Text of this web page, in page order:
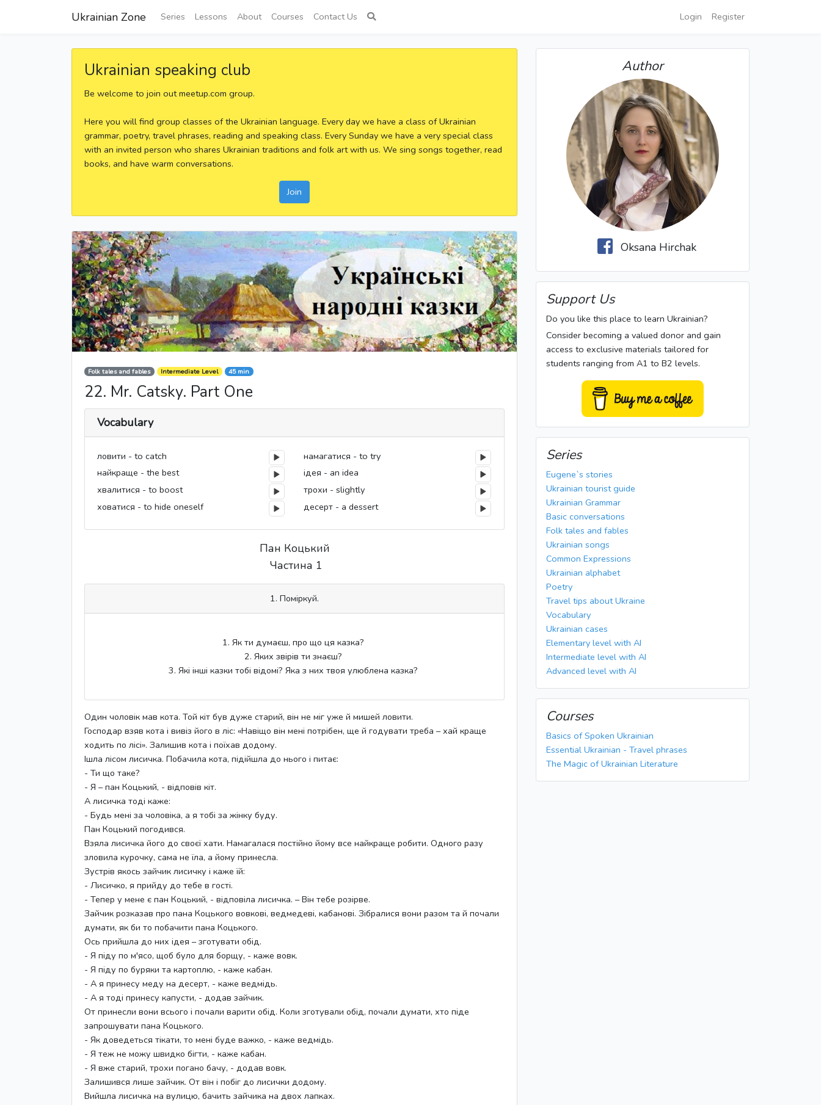
Ukrainian Zone Series Lessons About Courses Contact Us Login Register
Ukrainian speaking club
Be welcome to join out meetup.com group.
Here you will find group classes of the Ukrainian language. Every day we have a class of Ukrainian
grammar, poetry, travel phrases, reading and speaking class. Every Sunday we have a very special class
with an invited person who shares Ukrainian traditions and folk art with us. We sing songs together, read
books, and have warm conversations.
Join
Folk tales and fables Intermediate Level 45 min
22. Mr. Catsky. Part One
Vocabulary
ловити - to catch
намагатися - to try
найкраще - the best
ідея - an idea
хвалитися - to boost
трохи - slightly
ховатися - to hide oneself
десерт - a dessert
Пан Коцький
Частина 1
1. Поміркуй.
1. Як ти думаєш, про що ця казка?
2. Яких звірів ти знаєш?
3. Які інші казки тобі відомі? Яка з них твоя улюблена казка?
Один чоловік мав кота. Той кіт був дуже старий, він не міг уже й мишей ловити.
Господар взяв кота і вивіз його в ліс: «Навіщо він мені потрібен, ще й годувати треба – хай краще
ходить по лісі». Залишив кота і поїхав додому.
Ішла лісом лисичка. Побачила кота, підійшла до нього і питає:
- Ти що таке?
- Я – пан Коцький, - відповів кіт.
А лисичка тоді каже:
- Будь мені за чоловіка, а я тобі за жінку буду.
Пан Коцький погодився.
Взяла лисичка його до своєї хати. Намагалася постійно йому все найкраще робити. Одного разу
зловила курочку, сама не їла, а йому принесла.
Зустрів якось зайчик лисичку і каже їй:
- Лисичко, я прийду до тебе в гості.
- Тепер у мене є пан Коцький, - відповіла лисичка. – Він тебе розірве.
Зайчик розказав про пана Коцького вовкові, ведмедеві, кабанові. Зібралися вони разом та й почали
думати, як би то побачити пана Коцького.
Ось прийшла до них ідея – зготувати обід.
- Я піду по м'ясо, щоб було для борщу, - каже вовк.
- Я піду по буряки та картоплю, - каже кабан.
- А я принесу меду на десерт, - каже ведмідь.
- А я тоді принесу капусти, - додав зайчик.
От принесли вони всього і почали варити обід. Коли зготували обід, почали думати, хто піде
запрошувати пана Коцького.
- Як доведеться тікати, то мені буде важко, - каже ведмідь.
- Я теж не можу швидко бігти, - каже кабан.
- Я вже старий, трохи погано бачу, - додав вовк.
Залишився лише зайчик. От він і побіг до лисички додому.
Вийшла лисичка на вулицю, бачить зайчика на двох лапках.
Author
Oksana Hirchak
Support Us
Do you like this place to learn Ukrainian?
Consider becoming a valued donor and gain
access to exclusive materials tailored for
students ranging from A1 to B2 levels.
Series
Eugene`s stories
Ukrainian tourist guide
Ukrainian Grammar
Basic conversations
Folk tales and fables
Ukrainian songs
Common Expressions
Ukrainian alphabet
Poetry
Travel tips about Ukraine
Vocabulary
Ukrainian cases
Elementary level with AI
Intermediate level with AI
Advanced level with AI
Courses
Basics of Spoken Ukrainian
Essential Ukrainian - Travel phrases
The Magic of Ukrainian Literature